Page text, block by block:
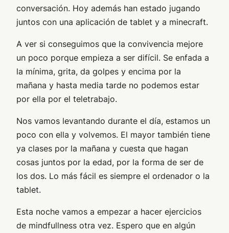
conversación. Hoy además han estado jugando
juntos con una aplicación de tablet y a minecraft.
A ver si conseguimos que la convivencia mejore
un poco porque empieza a ser difícil. Se enfada a
la mínima, grita, da golpes y encima por la
mañana y hasta media tarde no podemos estar
por ella por el teletrabajo.
Nos vamos levantando durante el día, estamos un
poco con ella y volvemos. El mayor también tiene
ya clases por la mañana y cuesta que hagan
cosas juntos por la edad, por la forma de ser de
los dos. Lo más fácil es siempre el ordenador o la
tablet.
Esta noche vamos a empezar a hacer ejercicios
de mindfullness otra vez. Espero que en algún